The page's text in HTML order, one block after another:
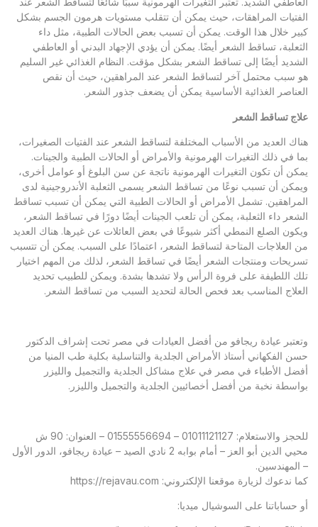
الفتيات المراهقات، حيث يمكن أن تتقلب مستويات هرمون الجسم بشكل
كبير خلال هذا الوقت. يمكن أن تسبب بعض الحالات الطبية، مثل داء
الثعلبة، تساقط الشعر أيضًا. يمكن أن يؤدي الإجهاد البدني أو العاطفي
الشديد أيضًا إلى تساقط الشعر بشكل مؤقت. النظام الغذائي غير السليم
هو سبب محتمل آخر لتساقط الشعر عند المراهقين، حيث أن نقص
العناصر الغذائية الأساسية يمكن أن يضعف جذور الشعر.
علاج تساقط الشعر
هناك العديد من الأسباب المختلفة لتساقط الشعر عند الفتيات الصغيرات،
بما في ذلك التغيرات الهرمونية والأمراض أو الحالات الطبية والجينات.
يمكن أن تكون التغيرات الهرمونية ناتجة عن سن البلوغ أو عوامل أخرى،
ويمكن أن تسبب نوعًا من تساقط الشعر يسمى الثعلبة الأندروجينية لدى
المراهقين. تشمل الأمراض أو الحالات الطبية التي يمكن أن تسبب تساقط
الشعر داء الثعلبة، يمكن أن تلعب الجينات أيضًا دورًا في تساقط الشعر،
ويكون الصلع النمطي أكثر شيوعًا في بعض العائلات عن غيرها. هناك العديد
من العلاجات المتاحة لتساقط الشعر، اعتمادًا على السبب. يمكن أن تتسبب
تسريحات ومنتجات الشعر أيضًا في تساقط الشعر، لذلك من المهم اختيار
تلك اللطيفة على فروة الرأس ولا تشدها بشدة. ويمكن للطبيب تحديد
العلاج المناسب بعد فحص الحالة لتحديد السبب من تساقط الشعر.
وتعتبر عيادة ريجافو من أفضل العيادات في مصر تحت إشراف الدكتور
حسن الفكهاني أستاذ الأمراض الجلدية والتناسلية بكلية طب المنيا من
أفضل الأطباء في مصر في علاج مشاكل الجلدية والتجميل والليزر
بواسطة نخبة من أفضل أخصائيين الجلدية والتجميل والليزر.
للحجز والاستعلام: 01011121127 – 01555556694 – العنوان: 90 ش
محيي الدين أبو العز – أمام بوابه 2 نادي الصيد – عيادة ريجافو، الدور الأول
– المهندسين.
كما ندعوك لزيارة موقعنا الإلكتروني: https://rejavau.com
أو حساباتنا على السوشيال ميديا: